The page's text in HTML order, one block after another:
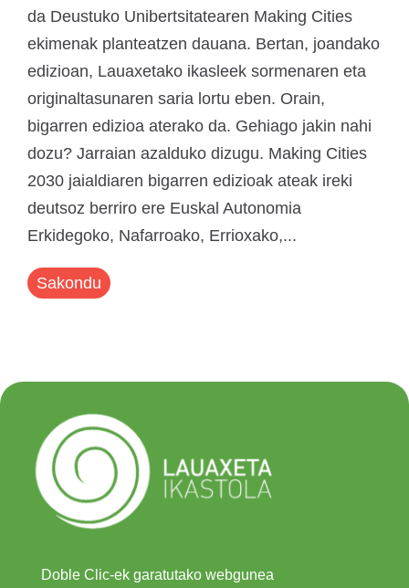
da Deustuko Unibertsitatearen Making Cities
ekimenak planteatzen dauana. Bertan, joandako
edizioan, Lauaxetako ikasleek sormenaren eta
originaltasunaren saria lortu eben. Orain,
bigarren edizioa aterako da. Gehiago jakin nahi
dozu? Jarraian azalduko dizugu. Making Cities
2030 jaialdiaren bigarren edizioak ateak ireki
deutsoz berriro ere Euskal Autonomia
Erkidegoko, Nafarroako, Errioxako,...
Sakondu
Doble Clic-ek garatutako webgunea